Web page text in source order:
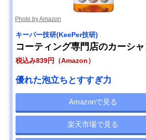
Photo by Amazon
キーパー技研(KeePer技研)
コーティング専門店のカーシ
税込み839円（Amazon）
優れた泡立ちとすすぎ力
Amazonで見る
楽天市場で見る